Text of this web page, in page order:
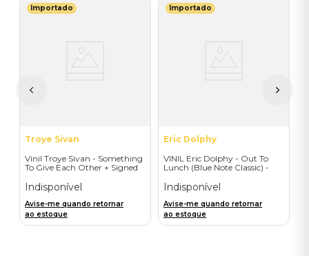
Importado
Troye Sivan
Vinil Troye Sivan - Something
To Give Each Other + Signed
Indisponível
Avise-me quando retornar
ao estoque
Importado
Eric Dolphy
VINIL Eric Dolphy - Out To
Lunch (Blue Note Classic) -
Indisponível
Avise-me quando retornar
ao estoque